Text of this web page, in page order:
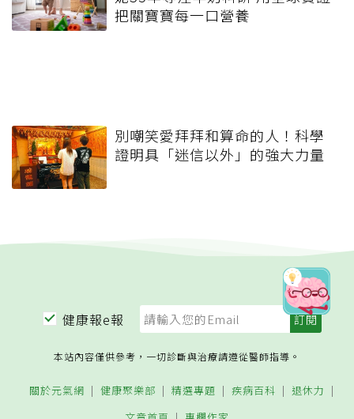
把關寶寶每一口營養
別嘲笑愛拜拜和算命的人！科學
證明具「迷信以外」的強大力量
健康報e報
本站內容僅供參考，一切診斷與治療請遵從醫師指導。
關於元氣網 健康聚樂部 精選專題 疾病百科
退休力